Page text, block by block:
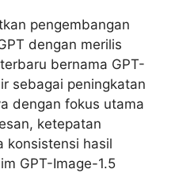
pengembangan
dengan merilis
bernama GPT-
sebagai peningkatan
dengan fokus utama
ketepatan
konsistensi hasil
GPT-Image-1.5